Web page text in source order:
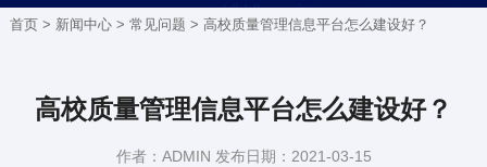
首页 > 新闻中心> 常见问题 > 高校质量管理信息平台怎么建设好？
高校质量管理信息平台怎么建设好？
作者：ADMIN 发布日期：2021-03-15